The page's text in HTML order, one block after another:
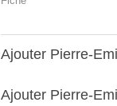
Ajouter Pierre-
Ajouter Pierre-